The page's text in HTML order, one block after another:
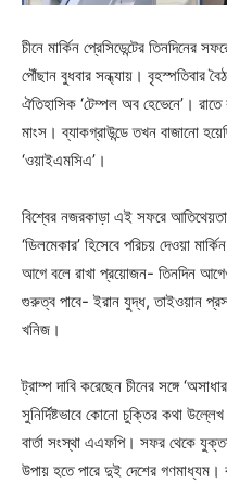
চীনে মার্কিন প্রেসিডেন্টের
পৌঁছান বুধবার সন্ধ্যায়। বৃহস্পতিবার
ঐতিহাসিক ‘টেম্পল অব হেভেনে’।
মাংস। ব্যাকগ্রাউন্ডে তখন বাজানো
‘ওয়াইএমসিএ’।
বিশ্বের নজরকাড়া এই সফরে
‘ডিলমেকার’ হিসেবে পরিচয় দেওয়া
আগে বলে রাখা প্রয়োজন- তিনদিন
গুরুত্ব পাবে- ইরান যুদ্ধ, তাইওয়ান
খনিজ।
ট্রাম্প দাবি করেছেন চীনের সঙ্গে
সুনির্দিষ্টভাবে কোনো চুক্তির কথা
বার্তা সংস্থা এএফপি। সফর থেকে
উপায় হতে পারে দুই দেশের